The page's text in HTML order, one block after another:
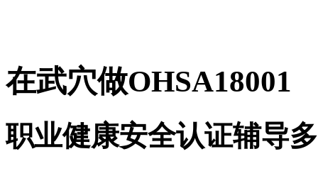
在武穴做OHSA18001
职业健康安全认证辅导